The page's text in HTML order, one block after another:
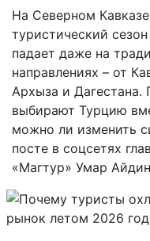
На Северном
туристический
падает даже на
направлениях – от
Архыза и
выбирают Турцию
можно ли изменить
посте в соцсетях
«Магтур» Умар